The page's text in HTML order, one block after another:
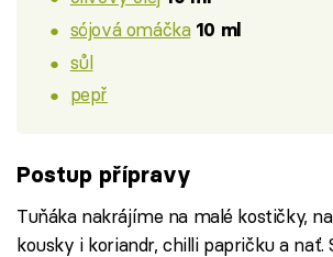
sójová omáčka 10 ml
sůl
pepř
Postup přípravy
Tuňáka nakrájíme na malé kostičky,
kousky i koriandr, chilli papričku a nať.